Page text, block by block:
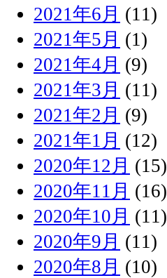
2021年6月 (11)
2021年5月 (1)
2021年4月 (9)
2021年3月 (11)
2021年2月 (9)
2021年1月 (12)
2020年12月 (15)
2020年11月 (16)
2020年10月 (11)
2020年9月 (11)
2020年8月 (10)